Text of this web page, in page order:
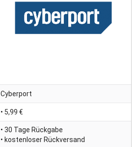
Cyberport
• 5,99 €
• 30 Tage Rückgabe
• kostenloser Rückversand